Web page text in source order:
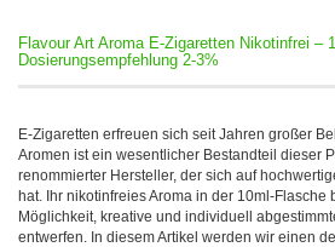
Flavour Art Aroma E-Zigaretten Nikotinfrei –
Dosierungsempfehlung 2-3%
E-Zigaretten erfreuen sich seit Jahren großer
Aromen ist ein wesentlicher Bestandteil dieser
renommierter Hersteller, der sich auf
hat. Ihr nikotinfreies Aroma in der 10ml-Flasche
Möglichkeit, kreative und individuell
entwerfen. In diesem Artikel werden wir einen